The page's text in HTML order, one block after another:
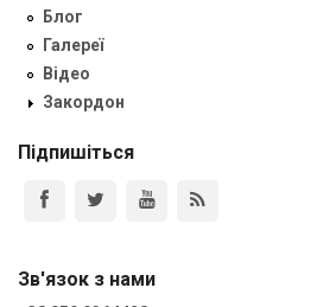
Блог
Галереї
Відео
Закордон
Підпишіться
Зв'язок з нами